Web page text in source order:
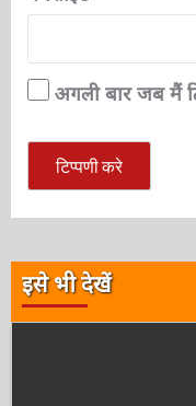
अगली बार जब मैं
इसे भी देखें